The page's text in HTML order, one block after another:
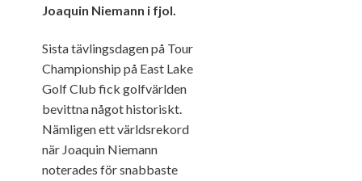
Joaquin Niemann i fjol.
Sista tävlingsdagen på Tour
Championship på East Lake
Golf Club fick golfvärlden
bevittna något historiskt.
Nämligen ett världsrekord
när Joaquin Niemann
noterades för snabbaste